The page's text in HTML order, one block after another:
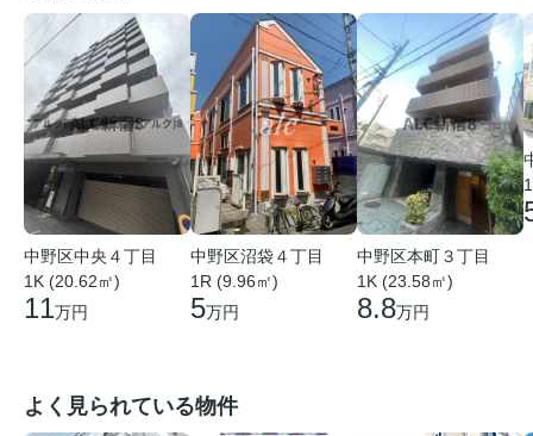
中野区中央４丁目
1K (20.62㎡)
11万円
中野区沼袋４丁目
1R (9.96㎡)
5万円
中野区本町３丁目
1K (23.58㎡)
8.8万円
よく見られている物件